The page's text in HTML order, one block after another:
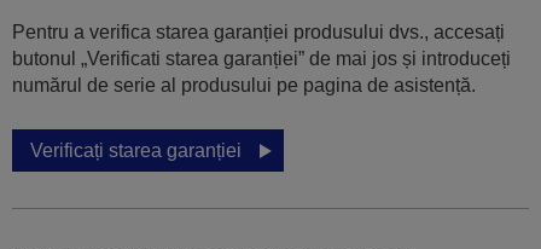
Pentru a verifica starea garanției produsului dvs., accesați
butonul „Verificati starea garanției” de mai jos și introduceți
numărul de serie al produsului pe pagina de asistență.
Verificați starea garanției